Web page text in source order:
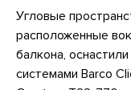
Угловые
расположенные
балкона,
системами Barco